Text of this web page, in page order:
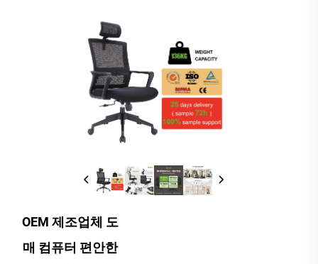
OEM 제조업체 도
매 컴퓨터 편안한